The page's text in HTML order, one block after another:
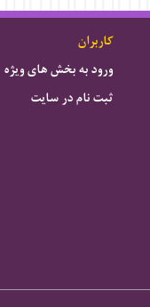
کاربران
ورود به بخش های ویژه
ثبت نام در سایت